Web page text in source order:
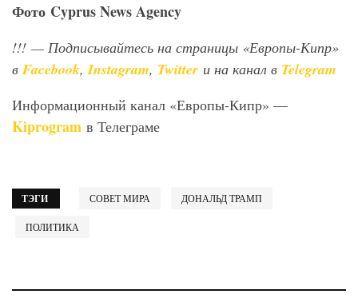
Фото Cyprus News Agency
!!! — Подписывайтесь на страницы «Европы-Кипр»
вFacebook,Instagram, Twitter и на канал в Telegram
Информационный канал «Европы-Кипр» —
Kiprogram в Телеграме
ТЭГИ СОВЕТ МИРА ДОНАЛЬД ТРАМП
ПОЛИТИКА